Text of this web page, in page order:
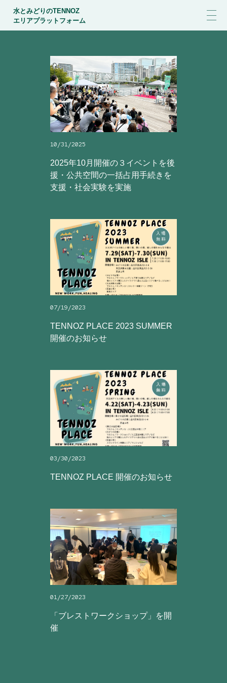
水とみどりのTENNOZ
エリアプラットフォーム
10/31/2025
2025年10月開催の３イベントを後
援・公共空間の一括占用手続きを
支援・社会実験を実施
07/19/2023
TENNOZ PLACE 2023 SUMMER
開催のお知らせ
03/30/2023
TENNOZ PLACE 開催のお知らせ
01/27/2023
「ブレストワークショップ」を開
催